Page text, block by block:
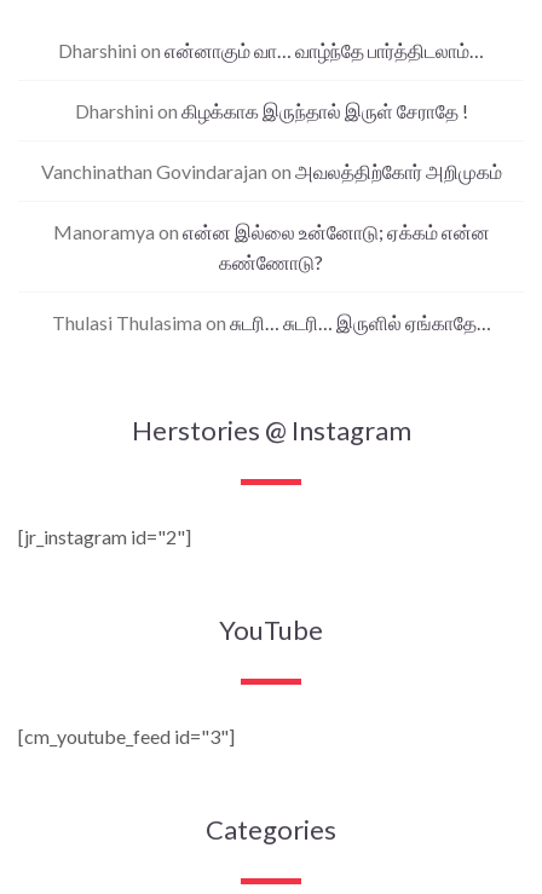
Dharshini on என்னாகும் வா… வாழ்ந்தே பார்த்திடலாம்…
Dharshini on கிழக்காக இருந்தால் இருள் சேராதே !
Vanchinathan Govindarajan on அவலத்திற்கோர் அறிமுகம்
Manoramya on என்ன இல்லை உன்னோடு; ஏக்கம் என்ன
கண்ணோடு?
Thulasi Thulasima on சுடரி… சுடரி… இருளில் ஏங்காதே…
Herstories @ Instagram
[jr_instagram id="2"]
YouTube
[cm_youtube_feed id="3"]
Categories